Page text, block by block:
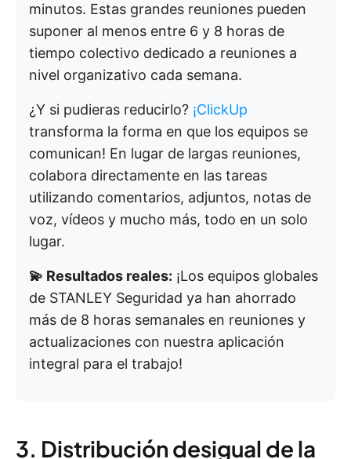
minutos. Estas grandes reuniones pueden
suponer al menos entre 6 y 8 horas de
tiempo colectivo dedicado a reuniones a
nivel organizativo cada semana.
¿Y si pudieras reducirlo? ¡ClickUp
transforma la forma en que los equipos se
comunican! En lugar de largas reuniones,
colabora directamente en las tareas
utilizando comentarios, adjuntos, notas de
voz, vídeos y mucho más, todo en un solo
lugar.
💫 Resultados reales: ¡Los equipos globales
de STANLEY Seguridad ya han ahorrado
más de 8 horas semanales en reuniones y
actualizaciones con nuestra aplicación
integral para el trabajo!
3. Distribución desigual de la